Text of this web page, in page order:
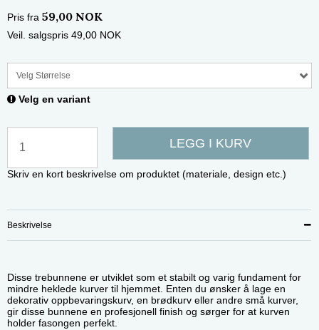
Pris fra 59,00 NOK
Veil. salgspris 49,00 NOK
Velg Størrelse
Velg en variant
LEGG I KURV
Skriv en kort beskrivelse om produktet (materiale, design etc.)
Beskrivelse
Disse trebunnene er utviklet som et stabilt og varig fundament for
mindre heklede kurver til hjemmet. Enten du ønsker å lage en
dekorativ oppbevaringskurv, en brødkurv eller andre små kurver,
gir disse bunnene en profesjonell finish og sørger for at kurven
holder fasongen perfekt.